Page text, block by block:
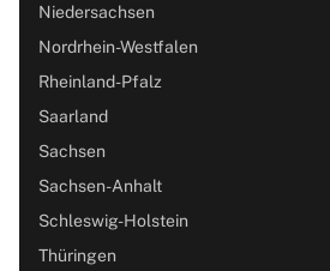
Niedersachsen
Nordrhein-Westfalen
Rheinland-Pfalz
Saarland
Sachsen
Sachsen-Anhalt
Schleswig-Holstein
Thüringen